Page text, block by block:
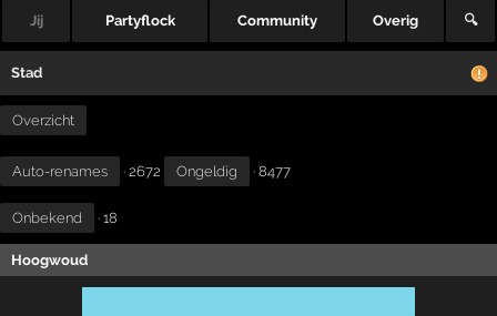
Jij Partyflock Community Overig 🔍
Stad
Overzicht
Auto-renames · 2672 Ongeldig · 8477
Onbekend · 18
Hoogwoud